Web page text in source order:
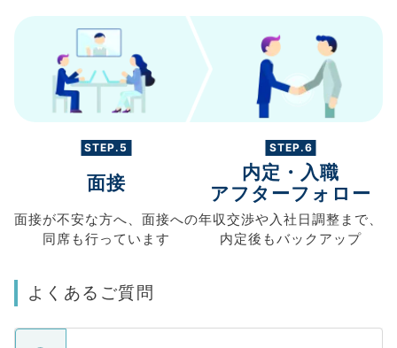
STEP.5
面接
面接が不安な方へ、 面接への
同席も行っています
STEP.6
内定・入職
アフターフォロー
年収交渉や 入社日調整まで、
内定後もバックアップ
よくあるご質問